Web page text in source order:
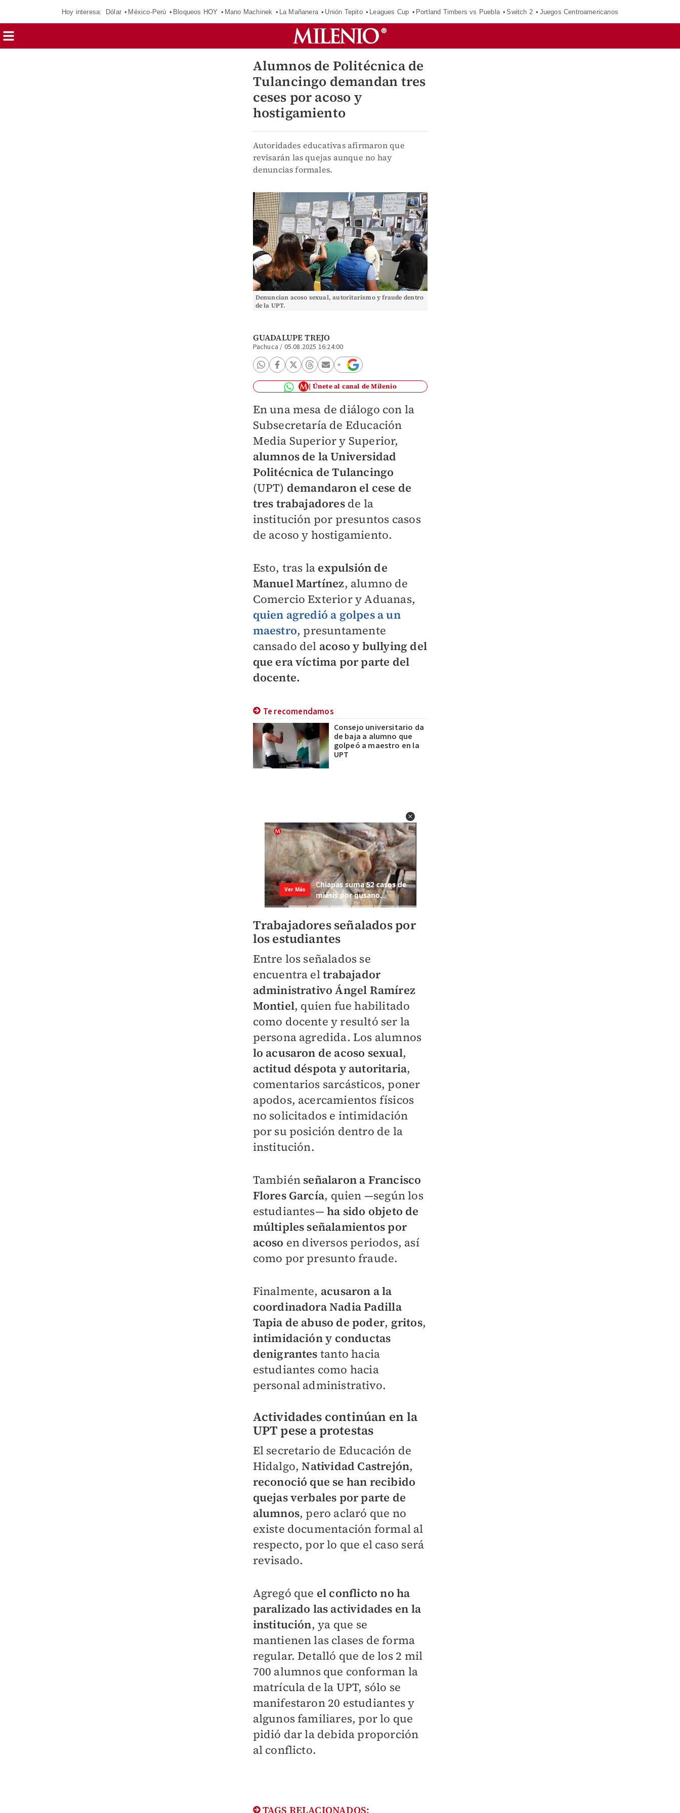
Hoy interesa: Dólar México-Perú Bloqueos HOY Mano Machinek La Mañanera Unión Tepito Leagues Cup Portland Timbers vs Puebla Switch 2 Juegos Centroamericanos
Alumnos de Politécnica de
Tulancingo demandan tres
ceses por acoso y
hostigamiento
Autoridades educativas afirmaron que
revisarán las quejas aunque no hay
denuncias formales.
Denuncian acoso sexual, autoritarismo y fraude dentro
de la UPT.
GUADALUPE TREJO
Pachuca / 05.08.2025 16:24:00
Únete al canal de Milenio
En una mesa de diálogo con la
Subsecretaría de Educación
Media Superior y Superior,
alumnos de la Universidad
Politécnica de Tulancingo
(UPT) demandaron el cese de
tres trabajadoresde la
institución por presuntos casos
de acoso y hostigamiento.
Esto, tras la expulsión de
Manuel Martínez, alumno de
Comercio Exterior y Aduanas,
quien agredió a golpes a un
maestro, presuntamente
cansado del acoso y bullying del
que era víctima por parte del
docente.
Te recomendamos
Consejo universitario da
de baja a alumno que
golpeó a maestro en la
UPT
Trabajadores señalados por
los estudiantes
Entre los señalados se
encuentra eltrabajador
administrativo Ángel Ramírez
Montiel, quien fue habilitado
como docente y resultó ser la
persona agredida. Los alumnos
lo acusaron de acoso sexual,
actitud déspota y autoritaria,
comentarios sarcásticos, poner
apodos, acercamientos físicos
no solicitados e intimidación
por su posición dentro de la
institución.
También señalaron a Francisco
Flores García, quien —según los
estudiantes—ha sido objeto de
múltiples señalamientos por
acoso en diversos periodos, así
como por presunto fraude.
Finalmente, acusaron a la
coordinadora Nadia Padilla
Tapia de abuso de poder, gritos,
intimidacióny conductas
denigrantes tanto hacia
estudiantes como hacia
personal administrativo.
Actividades continúan en la
UPT pese a protestas
El secretario de Educación de
Hidalgo,Natividad Castrejón,
reconoció que se han recibido
quejas verbales por parte de
alumnos, pero aclaró que no
existe documentación formal al
respecto, por lo que el caso será
revisado.
Agregó que el conflicto no ha
paralizado las actividades en la
institución, ya que se
mantienen las clases de forma
regular. Detalló que de los 2 mil
700 alumnos que conforman la
matrícula de la UPT, sólo se
manifestaron 20 estudiantes y
algunos familiares, por lo que
pidió dar la debida proporción
al conflicto.
TAGS RELACIONADOS: